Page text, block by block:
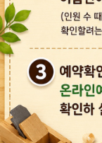
목공
다